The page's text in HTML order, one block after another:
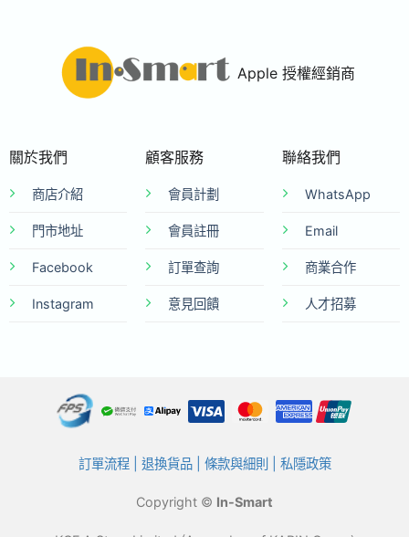
Apple 授權經銷商
關於我們
商店介紹
門市地址
Facebook
Instagram
顧客服務
會員計劃
會員註冊
訂單查詢
意見回饋
聯絡我們
WhatsApp
Email
商業合作
人才招募
訂單流程| 退換貨品| 條款與細則 私隱政策
Copyright © In-Smart